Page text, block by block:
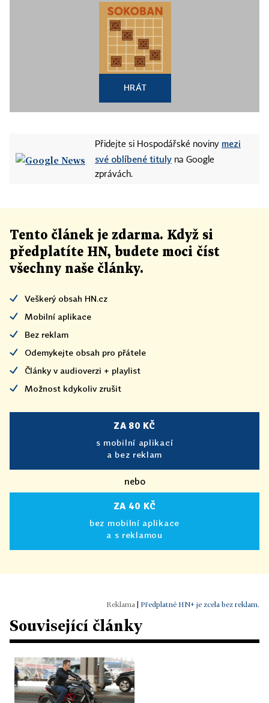
HRÁT
Přidejte si Hospodářské noviny mezi
své oblíbené tituly na Google
zprávách.
Tento článek je zdarma. Když si
předplatíte HN, budete moci číst
všechny naše články.
Veškerý obsah HN.cz
Mobilní aplikace
Bez reklam
Odemykejte obsah pro přátele
Články v audioverzi + playlist
Možnost kdykoliv zrušit
ZA 80 KČ
s mobilní aplikací
a bez reklam
nebo
ZA 40 KČ
bez mobilní aplikace
a s reklamou
Předplatné HN+ je zcela bez reklam.
Související články